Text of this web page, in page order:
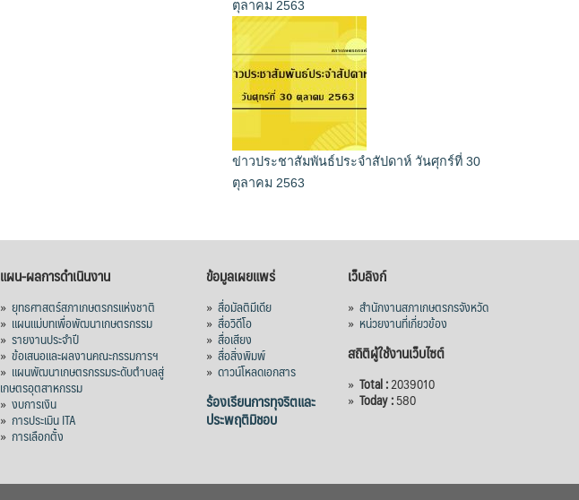
ตุลาคม 2563
ข่าวประชาสัมพันธ์ประจำสัปดาห์ วันศุกร์ที่ 30
ตุลาคม 2563
แผน-ผลการดำเนินงาน
» ยุทธศาสตร์สภาเกษตรกรแห่งชาติ
» แผนแม่บทเพื่อพัฒนาเกษตรกรรม
» รายงานประจำปี
» ข้อเสนอและผลงานคณะกรรมการฯ
» แผนพัฒนาเกษตรกรรมระดับตำบลสู่
เกษตรอุตสาหกรรม
» งบการเงิน
» การประเมิน ITA
» การเลือกตั้ง
ข้อมูลเผยแพร่
» สื่อมัลติมีเดีย
» สื่อวิดีโอ
» สื่อเสียง
» สื่อสิ่งพิมพ์
» ดาวน์โหลดเอกสาร
ร้องเรียนการทุจริตและ
ประพฤติมิชอบ
เว็บลิงก์
» สำนักงานสภาเกษตรกรจังหวัด
» หน่วยงานที่เกี่ยวข้อง
สถิติผู้ใช้งานเว็บไซต์
» Total :2039010
» Today :580